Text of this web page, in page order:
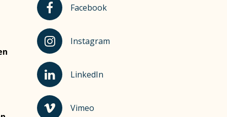
Kauhajoki Facebookissa
Facebook
Kauhajoki Instagramissa
Instagram
Kauhajoki LinkedInissä
LinkedIn
Kauhajoki Vimeossa
Vimeo